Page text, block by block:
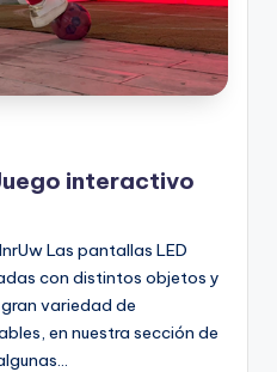
interactivo
Las pantallas LED
con distintos objetos y
variedad de
en nuestra sección de